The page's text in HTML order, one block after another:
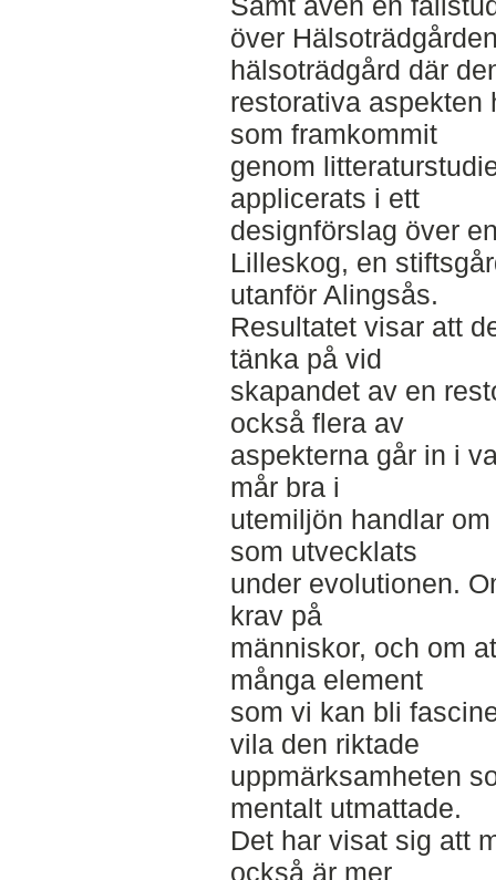
över
hälsoträdgård där
restorativa aspekten
som framkommit
genom
applicerats i ett
designförslag över
Lilleskog, en
utanför Alingsås.
Resultatet visar att
tänka på vid
skapandet av en
också flera av
aspekterna går in i
mår bra i
utemiljön handlar
som utvecklats
under evolutionen.
krav på
människor, och om
många element
som vi kan bli
vila den riktade
uppmärksamheten
mentalt utmattade.
Det har visat sig att
också är mer